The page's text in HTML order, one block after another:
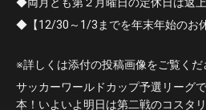
◆【12/30～1/3までを年末年始のお
※詳しくは添付の投稿画像をご覧くだ
サッカーワールドカップ予選リーグ
本！いよいよ明日は第二戦のコスタ